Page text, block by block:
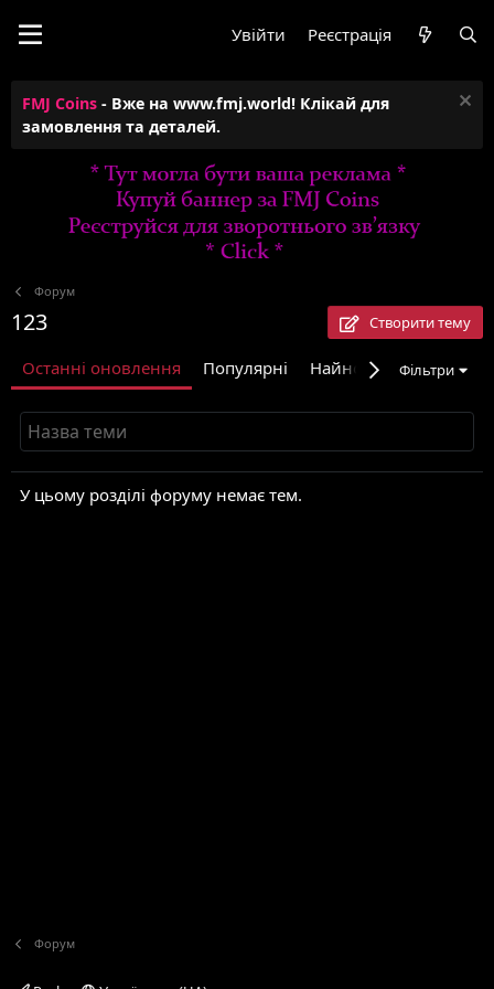
Увійти Реєстрація
FMJ Coins - Вже на www.fmj.world! Клікай для
замовлення та деталей.
Форум
123 Створити тему
Останні оновлення Популярні Найновіші Фільтри
У цьому розділі форуму немає тем.
Форум